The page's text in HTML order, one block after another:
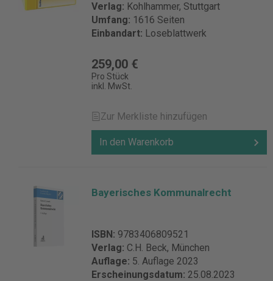
Verlag: Kohlhammer, Stuttgart
Umfang: 1616 Seiten
Einbandart: Loseblattwerk
259,00 €
Pro Stück
inkl. MwSt.
Zur Merkliste hinzufügen
In den Warenkorb
Bayerisches Kommunalrecht
ISBN: 9783406809521
Verlag: C.H. Beck, München
Auflage: 5. Auflage 2023
Erscheinungsdatum: 25.08.2023